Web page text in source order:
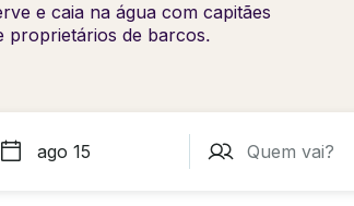
e caia na água com capitães
proprietários de barcos.